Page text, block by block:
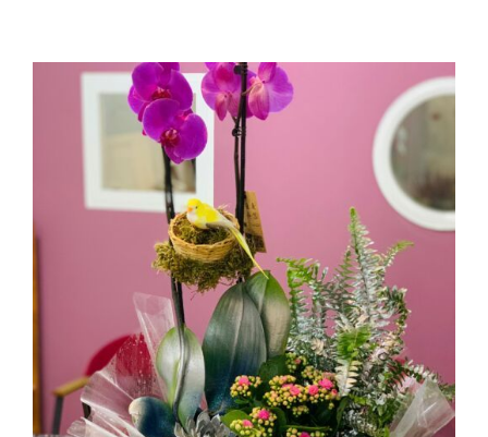
AÑADIR AL CARRITO
/